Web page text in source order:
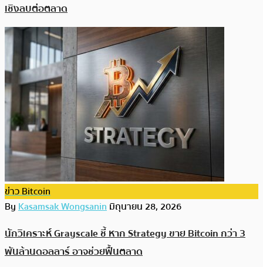
เชิงลบต่อตลาด
ข่าว Bitcoin
ByKasamsak Wongsaninมิถุนายน 28, 2026
นักวิเคราะห์ Grayscale ชี้ หาก Strategy ขาย Bitcoin กว่า 3
พันล้านดอลลาร์ อาจช่วยฟื้นตลาด